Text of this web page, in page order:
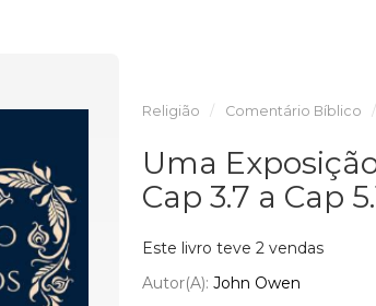
Religião Comentário Bíblico
Uma
Cap 3.7 a Cap
Este livro teve 2 vendas
Autor(a): John Owen